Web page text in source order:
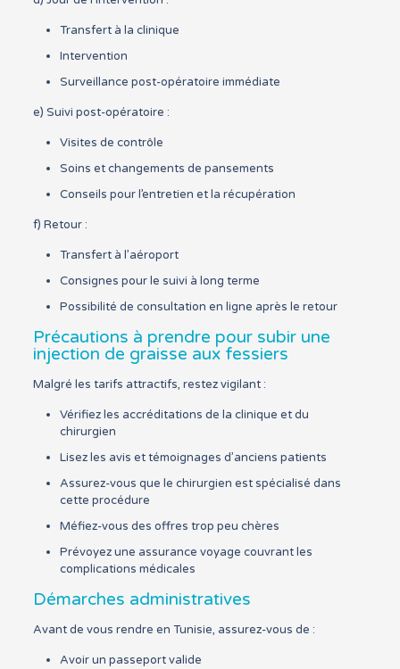
Transfert à la clinique
Intervention
Surveillance post-opératoire immédiate
e) Suivi post-opératoire :
Visites de contrôle
Soins et changements de pansements
Conseils pour l’entretien et la récupération
f) Retour :
Transfert à l’aéroport
Consignes pour le suivi à long terme
Possibilité de consultation en ligne après le retour
Précautions à prendre pour subir une
injection de graisse aux fessiers
Malgré les tarifs attractifs, restez vigilant :
Vérifiez les accréditations de la clinique et du
chirurgien
Lisez les avis et témoignages d’anciens patients
Assurez-vous que le chirurgien est spécialisé dans
cette procédure
Méfiez-vous des offres trop peu chères
Prévoyez une assurance voyage couvrant les
complications médicales
Démarches administratives
Avant de vous rendre en Tunisie, assurez-vous de :
Avoir un passeport valide